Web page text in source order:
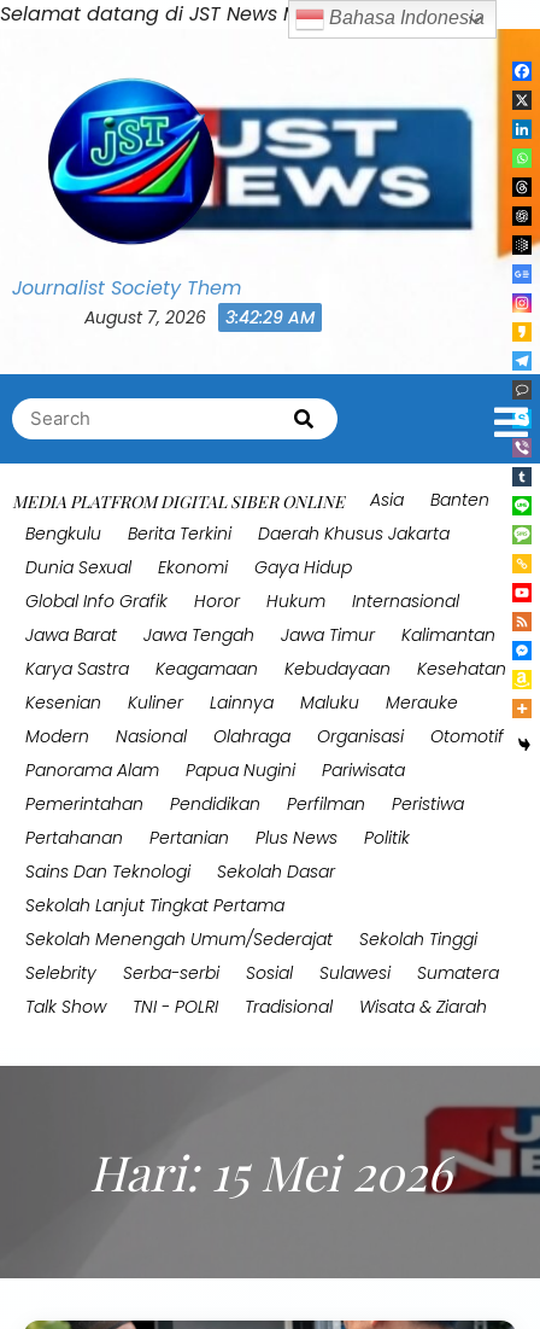
Selamat datang di JST News MediaSkip
to
Journalist Society Them
August 7, 2026 3:42:32 AM
Search
for:
Search
MEDIA PLATFROM DIGITAL SIBER ONLINE Asia
Banten
Bengkulu
Berita Terkini
Daerah Khusus Jakarta
Dunia Sexual
Ekonomi
Gaya Hidup
Global Info Grafik
Horor Hukum
Internasional
Jawa Barat
Jawa Tengah Jawa Timur
Kalimantan
Karya Sastra
Keagamaan Kebudayaan
Kesehatan
Kesenian
Kuliner Lainnya Maluku
Merauke
Modern
Nasional Olahraga Organisasi
Otomotif
Panorama Alam
Papua Nugini
Pariwisata
Pemerintahan
Pendidikan Perfilman
Peristiwa
Pertahanan
Pertanian Plus News
Politik
Sains Dan Teknologi
Sekolah Dasar
Sekolah Lanjut Tingkat Pertama
Sekolah Menengah Umum/Sederajat
Sekolah Tinggi
Selebrity
Serba-serbi Sosial Sulawesi
Sumatera
Talk Show
TNI - POLRI Tradisional Wisata & Ziarah
Hari: 15 Mei 2026
Bahasa Indonesia